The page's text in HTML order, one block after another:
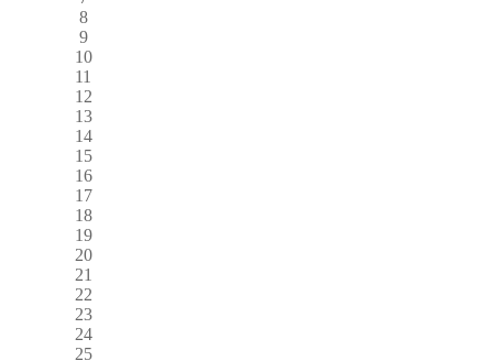
8
9
10
11
12
13
14
15
16
17
18
19
20
21
22
23
24
25